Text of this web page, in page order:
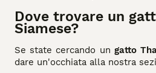
Dove trovare un
Siamese?
Se state cercando un gatto
dare un'occhiata alla nostra